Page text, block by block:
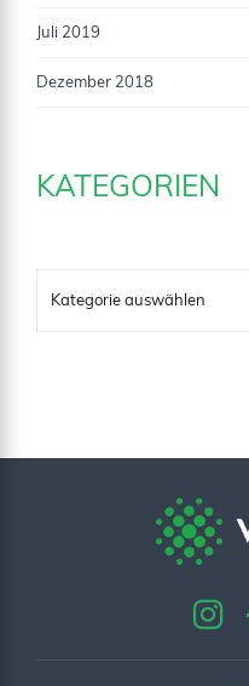
Juli 2019
Dezember 2018
KATEGORIEN